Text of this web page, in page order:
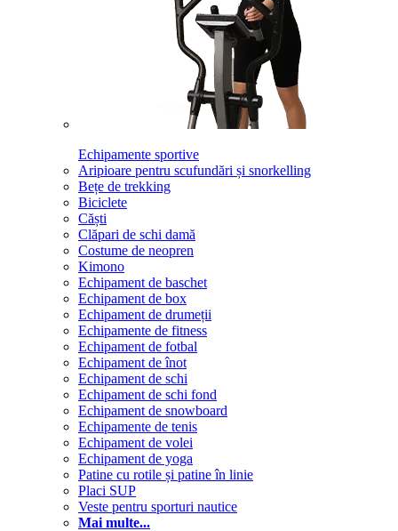
Echipamente sportive
Aripioare pentru scufundări și snorkelling
Bețe de trekking
Biciclete
Căști
Clăpari de schi damă
Costume de neopren
Kimono
Echipament de baschet
Echipament de box
Echipament de drumeții
Echipamente de fitness
Echipament de fotbal
Echipament de înot
Echipament de schi
Echipament de schi fond
Echipament de snowboard
Echipamente de tenis
Echipament de volei
Echipament de yoga
Patine cu rotile și patine în linie
Placi SUP
Veste pentru sporturi nautice
Mai multe...